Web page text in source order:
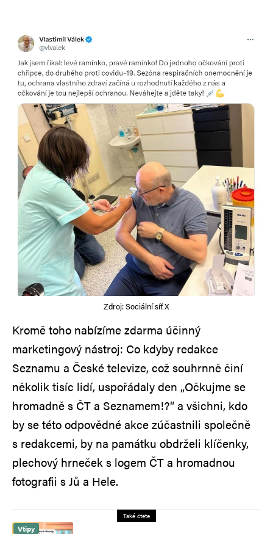
Zdroj: Sociální síť X
Kromě toho nabízíme zdarma účinný
marketingový nástroj: Co kdyby redakce
Seznamu a České televize, což souhrnně činí
několik tisíc lidí, uspořádaly den „Očkujme se
hromadně s ČT a Seznamem!?“ a všichni, kdo
by se této odpovědné akce zúčastnili společně
s redakcemi, by na památku obdrželi klíčenky,
plechový hrneček s logem ČT a hromadnou
fotografii s Jů a Hele.
Také čtěte
Vtipy